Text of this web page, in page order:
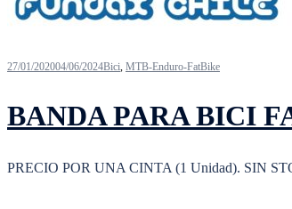
27/01/202004/06/2024Bici MTB-Enduro-FatBike
BANDA PARA BICI
PRECIO POR UNA CINTA (1 Unidad). SIN